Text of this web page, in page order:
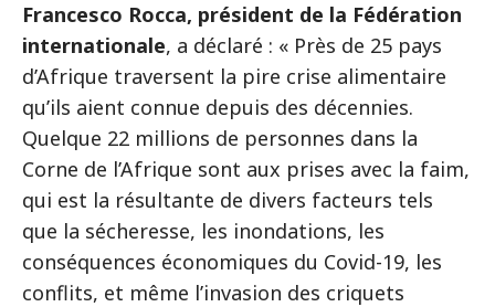
Francesco Rocca, président de la Fédération
internationale, a déclaré : « Près de 25 pays
d’Afrique traversent la pire crise alimentaire
qu’ils aient connue depuis des décennies.
Quelque 22 millions de personnes dans la
Corne de l’Afrique sont aux prises avec la faim,
qui est la résultante de divers facteurs tels
que la sécheresse, les inondations, les
conséquences économiques du Covid-19, les
conflits, et même l’invasion des criquets